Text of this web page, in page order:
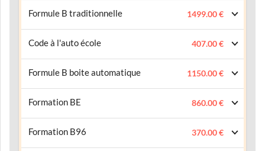
Formule B traditionnelle 1499.00 €
Code à l'auto école 407.00 €
Formule B boite automatique 1150.00 €
Formation BE 860.00 €
Formation B96 370.00 €